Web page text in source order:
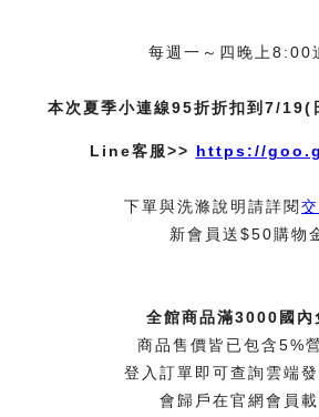
每週一～四晚上8:00
本次夏季小連線95折折扣到7/19(
Line客服>> https://
下單與洗滌說明請詳閱
新會員送$50購物
全館商品滿3000國內
商品售價皆已包含5%
登入訂單即可查詢雲端
會歸戶在官網會員